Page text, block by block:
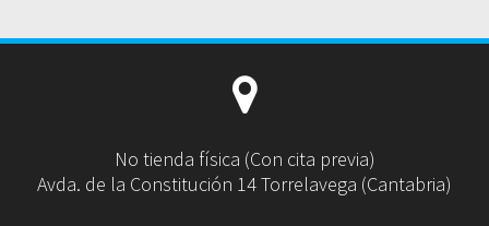
No tienda física (Con cita previa)
Avda. de la Constitución 14 Torrelavega (Cantabria)